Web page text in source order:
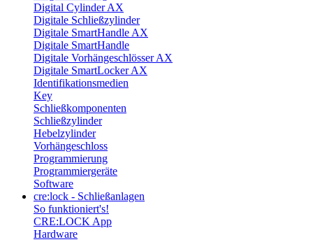
Digital Cylinder AX
Digitale Schließzylinder
Digitale SmartHandle AX
Digitale SmartHandle
Digitale Vorhängeschlösser AX
Digitale SmartLocker AX
Identifikationsmedien
Key
Schließkomponenten
Schließzylinder
Hebelzylinder
Vorhängeschloss
Programmierung
Programmiergeräte
Software
cre:lock - Schließanlagen
So funktioniert's!
CRE:LOCK App
Hardware